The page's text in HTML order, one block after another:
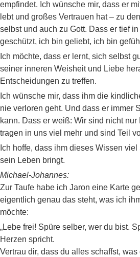
empfindet. Ich wünsche mir, dass er
lebt und großes Vertrauen hat – zu
selbst und auch zu Gott. Dass er tief
geschützt, ich bin geliebt, ich bin
Ich möchte, dass er lernt, sich selbst
seiner inneren Weisheit und Liebe
Entscheidungen zu treffen.
Ich wünsche mir, dass ihm die
nie verloren geht. Und dass er immer
kann. Dass er weiß: Wir sind nicht nur
tragen in uns viel mehr und sind Teil
Ich hoffe, dass ihm dieses Wissen
sein Leben bringt.
Michael-Johannes:
Zur Taufe habe ich Jaron eine Karte
eigentlich genau das steht, was ich
möchte:
„Lebe frei! Spüre selber, wer du bist.
Herzen spricht.
Vertrau dir, dass du alles schaffst,